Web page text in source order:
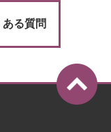
る質問